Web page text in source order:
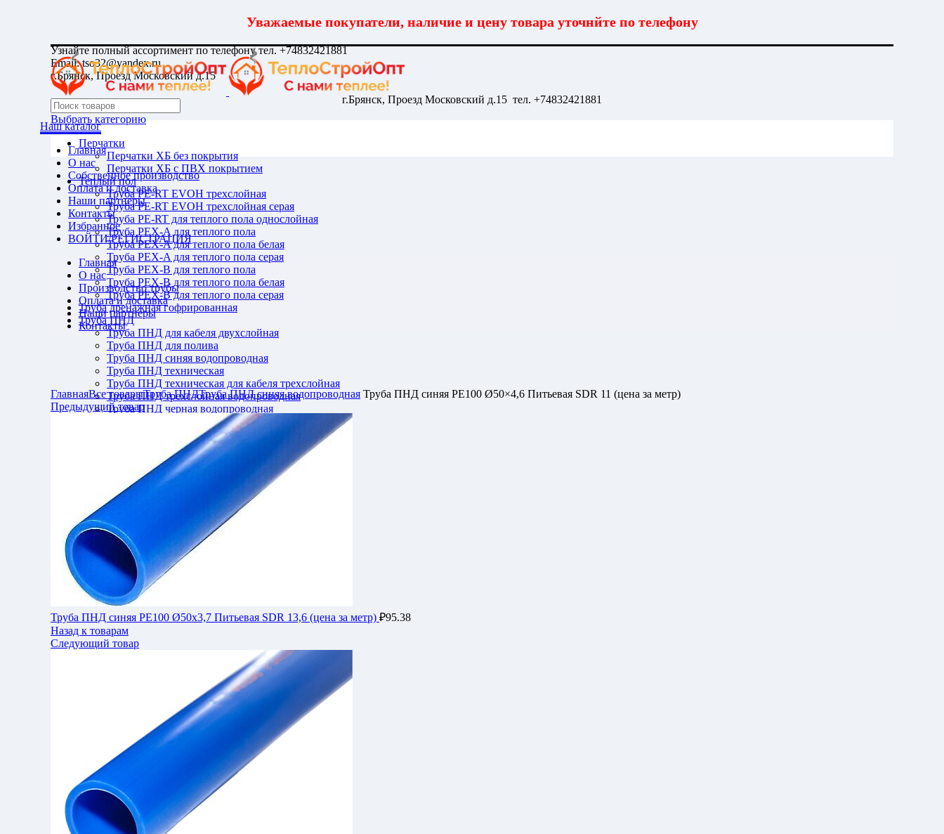
Уважаемые покупатели, наличие и цену товара уточнйте по телефону
Узнайте полный ассортимент по телефону тел. +74832421881
Email: tso32@yandex.ru
г.Брянск, Проезд Московский д.15
г.Брянск, Проезд Московский д.15 тел. +74832421881
Выбрать категорию
Перчатки
Перчатки ХБ без покрытия
Перчатки ХБ с ПВХ покрытием
Теплый пол
Труба PE-RT EVOH трехслойная
Труба PE-RT EVOH трехслойная серая
Труба PE-RT для теплого пола однослойная
Труба PEX-A для теплого пола
Труба PEX-A для теплого пола белая
Труба PEX-A для теплого пола серая
Труба PEX-B для теплого пола
Труба PEX-B для теплого пола белая
Труба PEX-B для теплого пола серая
Труба дренажная гофрированная
Труба ПНД
Труба ПНД для кабеля двухслойная
Труба ПНД для полива
Труба ПНД синяя водопроводная
Труба ПНД техническая
Труба ПНД техническая для кабеля трехслойная
Труба ПНД трехслойная водопроводная
Труба ПНД черная водопроводная
пунктов 0.00
Наш каталог
Главная
О нас
Собственное производство
Оплата и доставка
Наши партнеры
Контакты
Избранное
ВОЙТИ/РЕГИСТРАЦИЯ
Главная
О нас
Производство трубы
Оплата и доставка
Наши партнеры
Контакты
Увеличить
ГлавнаяВсе товарыТруба ПНДТруба ПНД синяя водопроводная Труба ПНД синяя РЕ100 Ø50×4,6 Питьевая SDR 11 (цена за метр)
Предыдущий товар
Труба ПНД синяя РЕ100 Ø50x3,7 Питьевая SDR 13,6 (цена за метр) ₽95.38
Назад к товарам
Следующий товар